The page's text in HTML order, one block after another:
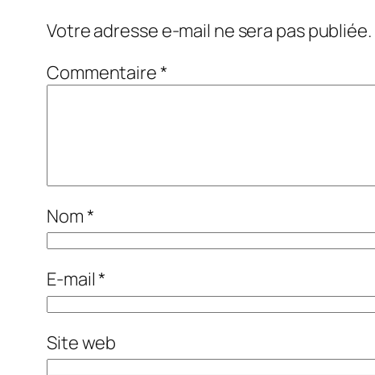
Votre adresse e-mail ne sera pas publiée.
Commentaire*
Nom*
E-mail*
Site web